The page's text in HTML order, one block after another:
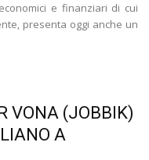
e finanziari di cui
presenta oggi anche un
VONA (JOBBIK)
A